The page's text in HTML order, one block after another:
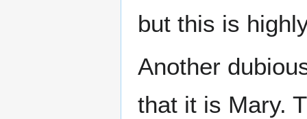
but this is
Another
that it is Mary.